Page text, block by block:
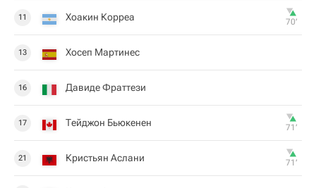
11 Хоакин Корреа 70‎’‎
13 Хосеп Мартинес
16 Давиде Фраттези
17 Тейджон Бьюкенен 71‎’‎
21 Кристьян Аслани 71‎’‎